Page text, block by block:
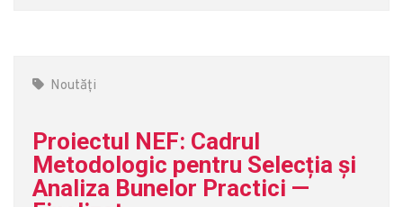
Noutăți
Proiectul NEF: Cadrul
Metodologic pentru Selecția și
Analiza Bunelor Practici —